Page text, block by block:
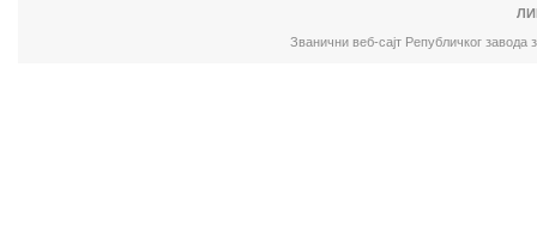
Званични веб-сајт Републичког